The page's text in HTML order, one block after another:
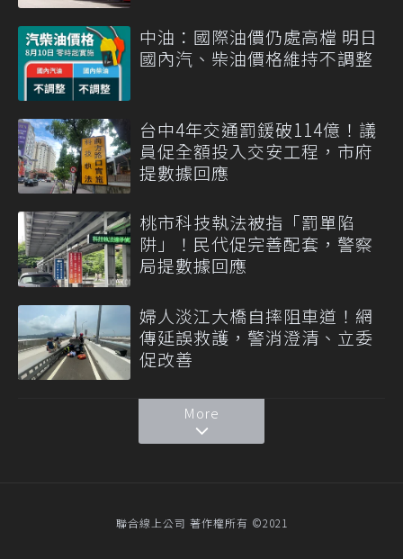
中油：國際油價仍處高檔 明日
國內汽、柴油價格維持不調整
台中4年交通罰鍰破114億！議
員促全額投入交安工程，市府
提數據回應
桃市科技執法被指「罰單陷
阱」！民代促完善配套，警察
局提數據回應
婦人淡江大橋自摔阻車道！網
傳延誤救護，警消澄清、立委
促改善
More
聯合線上公司 著作權所有 ©2021